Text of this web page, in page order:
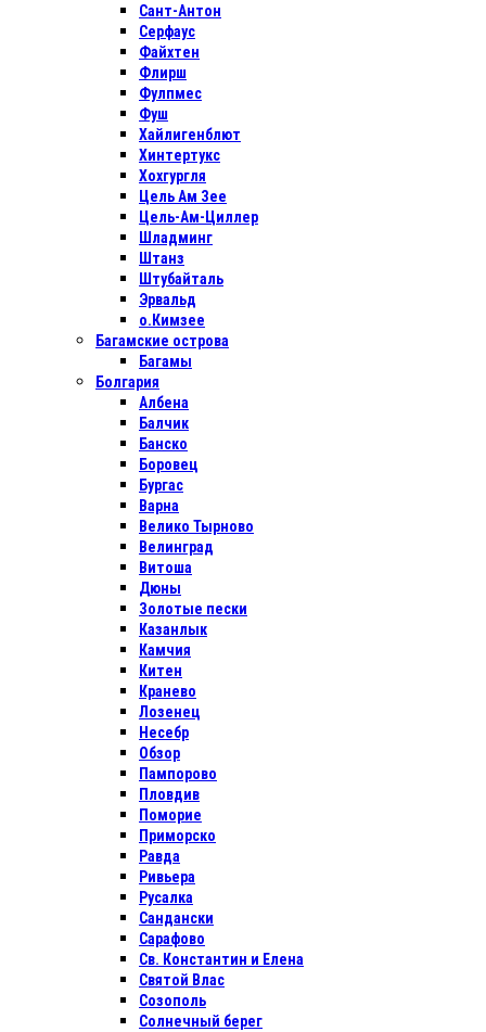
Сант-Антон
Серфаус
Файхтен
Флирш
Фулпмес
Фуш
Хайлигенблют
Хинтертукс
Хохгургля
Цель Ам Зее
Цель-Ам-Циллер
Шладминг
Штанз
Штубайталь
Эрвальд
о.Кимзее
Багамские острова
Багамы
Болгария
Албена
Балчик
Банско
Боровец
Бургас
Варна
Велико Тырново
Велинград
Витоша
Дюны
Золотые пески
Казанлык
Камчия
Китен
Кранево
Лозенец
Несебр
Обзор
Пампорово
Пловдив
Поморие
Приморско
Равда
Ривьера
Русалка
Сандански
Сарафово
Св. Константин и Елена
Святой Влас
Созополь
Солнечный берег